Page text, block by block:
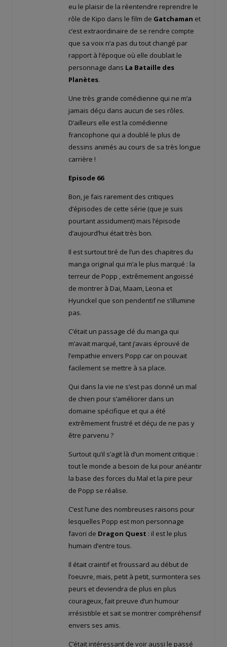
eu le plaisir de la réentendre reprendre le
rôle de Kipo dans le film de Gatchaman et
c’est extraordinaire de se rendre compte
que sa voix n’a pas du tout changé par
rapport à l’époque où elle doublait le
personnage dans La Bataille des
Planètes.
Une très grande comédienne qui ne m’a
jamais déçu dans aucun de ses rôles.
D’ailleurs elle est la comédienne
francophone qui a doublé le plus de
dessins animés au cours de sa très longue
carrière !
Episode 66
Bon, je fais rarement des critiques
d’épisodes de cette série (que je suis
pourtant assidument) mais l’épisode
d’aujourd’hui était très bon.
Il est surtout tiré de l’un des chapitres du
manga original qui m’a le plus marqué : la
terreur de Popp , extrêmement angoissé
de montrer à Dai, Maam, Leona et
Hyunckel que son pendentif ne s’illumine
pas.
C’était un passage clé du manga qui
m’avait marqué, tant j’avais éprouvé de
l’empathie envers Popp car on pouvait
facilement se mettre à sa place.
Qui dans la vie ne s’est pas donné un mal
de chien pour s’améliorer dans un
domaine spécifique et qui a été
extrêmement frustré et déçu de ne pas y
être parvenu ?
Surtout qu’il s’agit là d’un moment critique :
tout le monde a besoin de lui pour anéantir
la base des forces du Mal et la pire peur
de Popp se réalise.
C’est l’une des nombreuses raisons pour
lesquelles Popp est mon personnage
favori de Dragon Quest : il est le plus
humain d’entre tous.
Il était craintif et froussard au début de
l’oeuvre, mais, petit à petit, surmontera ses
peurs et deviendra de plus en plus
courageux, fait preuve d’un humour
irrésistible et sait se montrer compréhensif
envers ses amis.
C’était intéressant de voir aussi le passé